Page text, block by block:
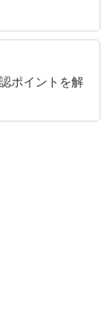
ポイントを解